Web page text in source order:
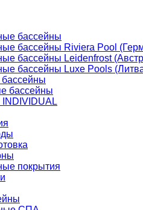
бассейны
бассейны Riviera Pool
бассейны Leidenfrost
бассейны Luxe Pools
бассейны
покрытия